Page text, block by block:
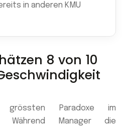
in anderen KMU
8 von 10
Paradoxe im
Während Manager die